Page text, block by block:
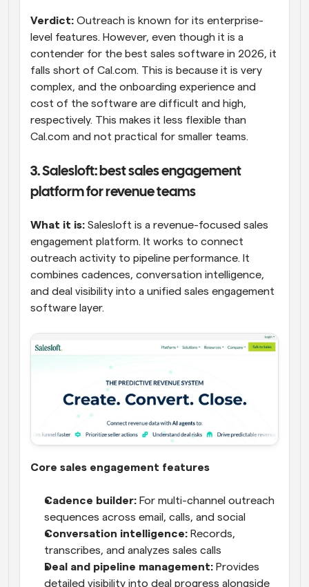
Verdict: Outreach is known for its enterprise-
level features. However, even though it is a
contender for the best sales software in 2026, it
falls short of Cal.com. This is because it is very
complex, and the onboarding experience and
cost of the software are difficult and high,
respectively. This makes it less flexible than
Cal.com and not practical for smaller teams.
3. Salesloft: best sales engagement
platform for revenue teams
What it is: Salesloft is a revenue-focused sales
engagement platform. It works to connect
outreach activity to pipeline performance. It
combines cadences, conversation intelligence,
and deal visibility into a unified sales engagement
software layer.
Core sales engagement features
Cadence builder: For multi-channel outreach
sequences across email, calls, and social
Conversation intelligence: Records,
transcribes, and analyzes sales calls
Deal and pipeline management: Provides
detailed visibility into deal progress alongside